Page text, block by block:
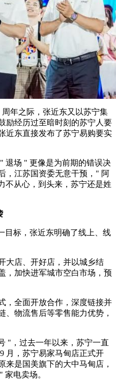
年之际，张近东又以苏宁集
励经历过至暗时刻的苏宁人要
近东直接发布了苏宁易购要实
退场 " 更像是为前期的错误决
，江苏国资委无意干预，" 阿
不从心，到头来，苏宁还是姓
目标，张近东明确了线上、线
大店、开好店，并以城乡结
，加快进军城市空白市场，预
，全面开放合作，深度链接并
、物流售后等零售能力优势，
"，过去一年以来，苏宁一直
月，苏宁易家马甸店正式开
来是国美旗下的大中马甸店，
电卖场。